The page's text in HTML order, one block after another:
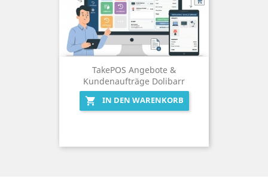
TakePOS Angebote &
Kundenaufträge Dolibarr

IN DEN WARENKORB